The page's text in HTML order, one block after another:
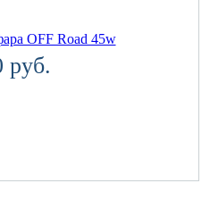
OFF Road 45w
руб.